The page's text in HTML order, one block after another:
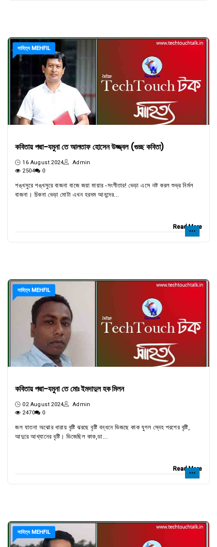
সাহিত্য MEHFIL
কবিতায় পদ্মা-যমুনা তে আলতাফ হোসেন উজ্জ্বল (গুচ্ছ কবিতা)
16 August 2024
Admin
2504
0
শঙ্খসুরে শঙ্খসুরে বাজনা বাজে জয়া মায়ার -সংগীতার! ভেড়া এসে নষ্ট করল শুভ্র নির্মল
বাজনা। চিকনা ভেড়া মোটা এখন হরদম আনন্দের...
Read More
সাহিত্য MEHFIL
কবিতায় পদ্মা-যমুনা তে মোঃ ইমদাদুল হক মিলন
02 August 2024
Admin
2470
0
জল যাতনা অঝোর ধারায় বৃষ্টি ঝরছে বৃষ্টি বন্ধনে ভিজছে কাক যুগল স্নেহ পরশের বৃষ্টি,
আদুরে আখ্যানের বৃষ্টি। ভিজেছিল কাক,ডা...
Read More
সাহিত্য MEHFIL